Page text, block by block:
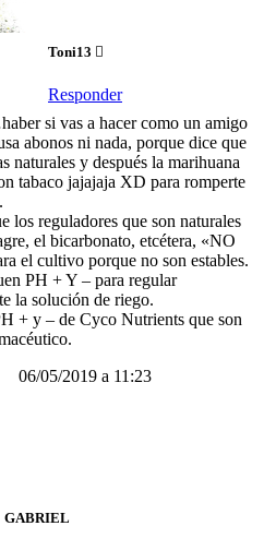
Toni13
Responder
si vas a hacer como un amigo
abonos ni nada, porque dice que
naturales y después la marihuana
tabaco jajajaja XD para romperte
los reguladores que son naturales
el bicarbonato, etcétera, «NO
el cultivo porque no son estables.
PH + Y – para regular
la solución de riego.
+ y – de Cyco Nutrients que son
06/05/2019 a 11:23
GABRIEL